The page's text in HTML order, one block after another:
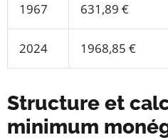
1967 631,89 €
2024 1968,85 €
Structure et
minimum